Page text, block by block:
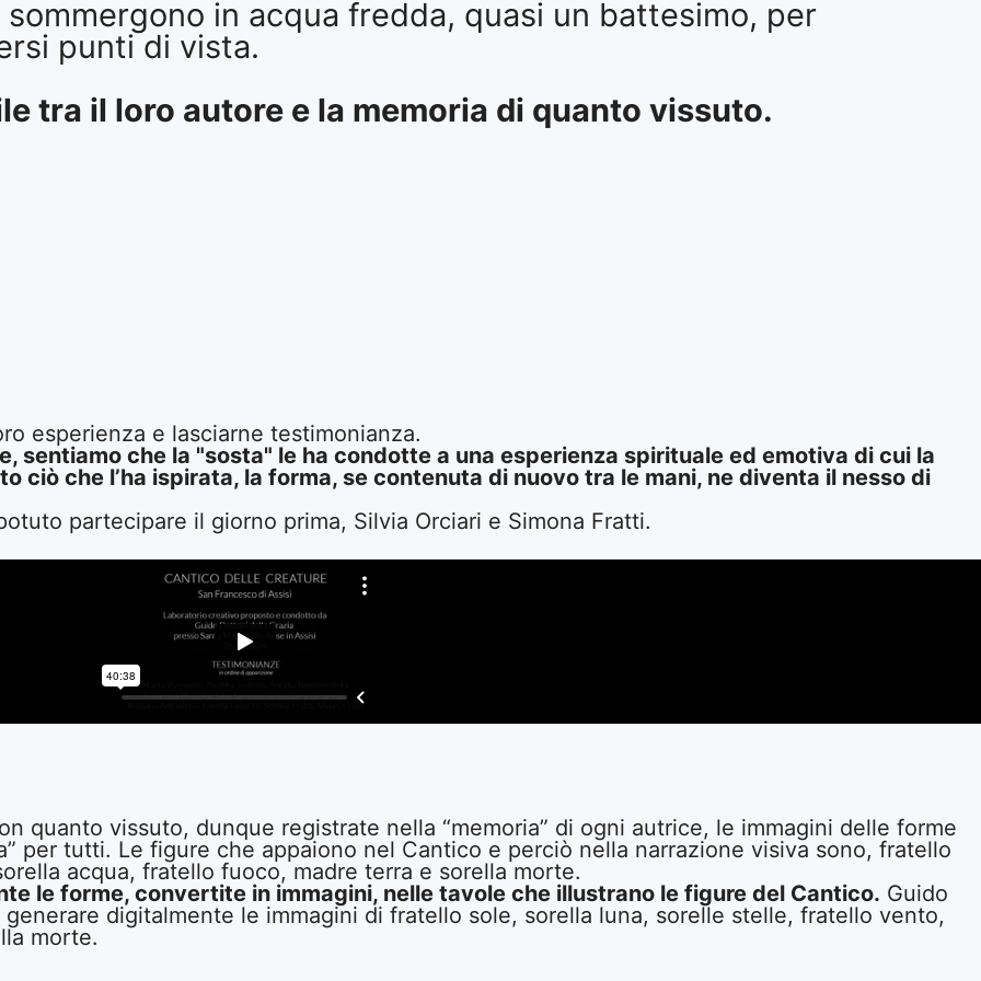
in acqua fredda, quasi un battesimo, per
punti di vista.
tra il loro autore e la memoria di quanto vissuto.
esperienza e lasciarne testimonianza.
sentiamo che la "sosta" le ha condotte a una esperienza spirituale ed emotiva di cui la
ciò che l’ha ispirata, la forma, se contenuta di nuovo tra le mani, ne diventa il nesso di
partecipare il giorno prima, Silvia Orciari e Simona Fratti.
quanto vissuto, dunque registrate nella “memoria” di ogni autrice, le immagini delle forme
per tutti. Le figure che appaiono nel Cantico e perciò nella narrazione visiva sono, fratello
acqua, fratello fuoco, madre terra e sorella morte.
le forme, convertite in immagini, nelle tavole che illustrano le figure del Cantico. Guido
digitalmente le immagini di fratello sole, sorella luna, sorelle stelle, fratello vento,
morte.